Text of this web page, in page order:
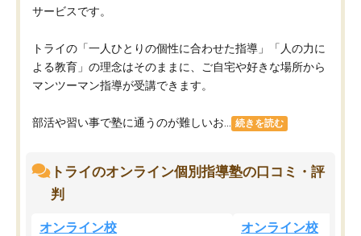
サービスです。
トライの「一人ひとりの個性に合わせた指導」「人の力に
よる教育」の理念はそのままに、ご自宅や好きな場所から
マンツーマン指導が受講できます。
部活や習い事で塾に通うのが難しいお... 続きを読む
トライのオンライン個別指導塾の口コミ・評
判
オンライン校 オンライン校